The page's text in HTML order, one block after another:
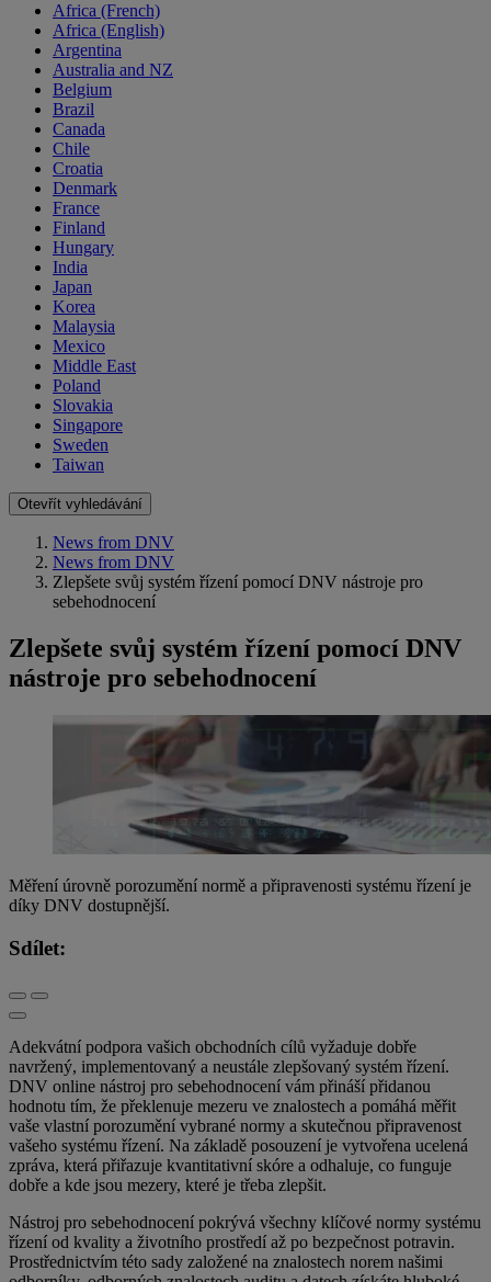
Africa (French)
Africa (English)
Argentina
Australia and NZ
Belgium
Brazil
Canada
Chile
Croatia
Denmark
France
Finland
Hungary
India
Japan
Korea
Malaysia
Mexico
Middle East
Poland
Slovakia
Singapore
Sweden
Taiwan
Otevřít vyhledávání
News from DNV
News from DNV
Zlepšete svůj systém řízení pomocí DNV nástroje pro
sebehodnocení
Zlepšete svůj systém řízení pomocí DNV
nástroje pro sebehodnocení
Měření úrovně porozumění normě a připravenosti systému řízení je
díky DNV dostupnější.
Sdílet:
Adekvátní podpora vašich obchodních cílů vyžaduje dobře
navržený, implementovaný a neustále zlepšovaný systém řízení.
DNV online nástroj pro sebehodnocení vám přináší přidanou
hodnotu tím, že překlenuje mezeru ve znalostech a pomáhá měřit
vaše vlastní porozumění vybrané normy a skutečnou připravenost
vašeho systému řízení. Na základě posouzení je vytvořena ucelená
zpráva, která přiřazuje kvantitativní skóre a odhaluje, co funguje
dobře a kde jsou mezery, které je třeba zlepšit.
Nástroj pro sebehodnocení pokrývá všechny klíčové normy systému
řízení od kvality a životního prostředí až po bezpečnost potravin.
Prostřednictvím této sady založené na znalostech norem našimi